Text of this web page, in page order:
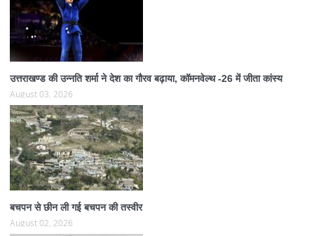
उत्तराखण्ड की उन्नति शर्मा ने देश का गौरव बढ़ाया, कॉमनवेल्थ -26 में जीता कांस्य
August 03, 2026
बचपन से छीन ली गई बचपन की तस्वीर
August 02, 2026